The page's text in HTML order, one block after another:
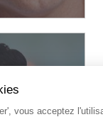
vous acceptez